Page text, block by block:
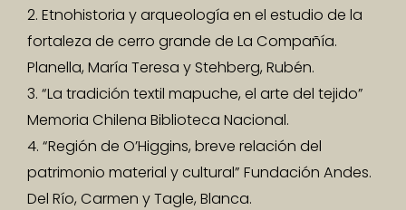
2. Etnohistoria y arqueología en el estudio de la
fortaleza de cerro grande de La Compañía.
Planella, María Teresa y Stehberg, Rubén.
3. “La tradición textil mapuche, el arte del tejido”
Memoria Chilena Biblioteca Nacional.
4. “Región de O’Higgins, breve relación del
patrimonio material y cultural” Fundación Andes.
Del Río, Carmen y Tagle, Blanca.